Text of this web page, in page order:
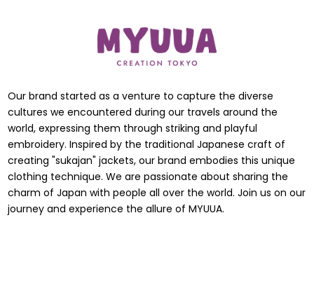
Our brand started as a venture to capture the diverse
cultures we encountered during our travels around the
world, expressing them through striking and playful
embroidery. Inspired by the traditional Japanese craft of
creating "sukajan" jackets, our brand embodies this unique
clothing technique. We are passionate about sharing the
charm of Japan with people all over the world. Join us on our
journey and experience the allure of MYUUA.